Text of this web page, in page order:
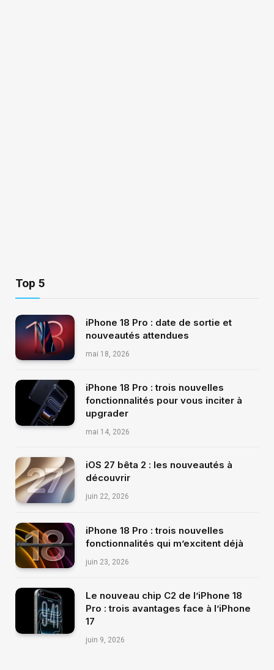
Top 5
iPhone 18 Pro : date de sortie et
nouveautés attendues
mai 18, 2026
iPhone 18 Pro : trois nouvelles
fonctionnalités pour vous inciter à
upgrader
mai 14, 2026
iOS 27 bêta 2 : les nouveautés à
découvrir
juin 22, 2026
iPhone 18 Pro : trois nouvelles
fonctionnalités qui m’excitent déjà
juin 23, 2026
Le nouveau chip C2 de l’iPhone 18
Pro : trois avantages face à l’iPhone
17
juin 9, 2026